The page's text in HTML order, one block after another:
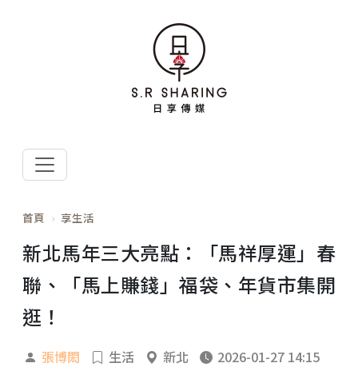
首頁 享生活
新北馬年三大亮點：「馬祥厚運」春
聯、「馬上賺錢」福袋、年貨市集開
逛！
張博閎 生活 新北
2026-01-27 14:15